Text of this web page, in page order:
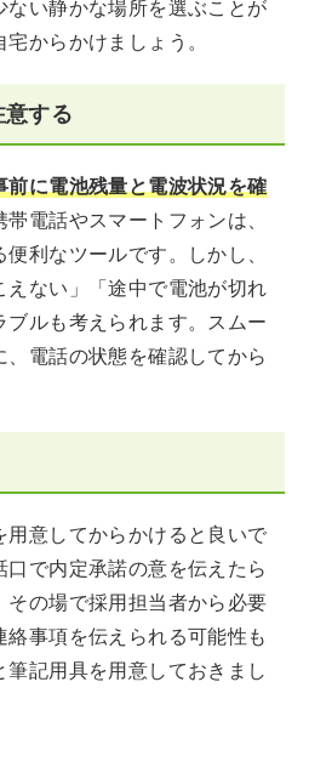
ない静かな場所を選ぶことが
からかけましょう。
する
前に電池残量と電波状況を確
帯電話やスマートフォンは、
利なツールです。しかし、
えない」「途中で電池が切れ
ルも考えられます。スムー
、電話の状態を確認してから
用意してからかけると良いで
口で内定承諾の意を伝えたら
の場で採用担当者から必要
事項を伝えられる可能性も
記用具を用意しておきまし